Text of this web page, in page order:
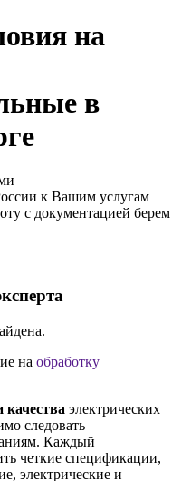
на
в
к Вашим услугам
с документацией берем
на обработку
качества электрических
следовать
Каждый
четкие спецификации,
электрические и